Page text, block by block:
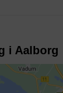
i Aalborg